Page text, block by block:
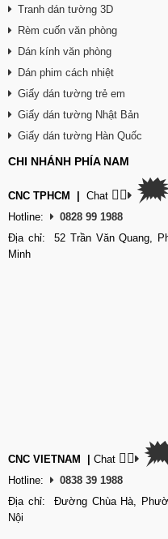
Tranh dán tường 3D
Rèm cuốn văn phòng
Dán kính văn phòng
Dán phim cách nhiệt
Giấy dán tường trẻ em
Giấy dán tường Nhật Bản
Giấy dán tường Hàn Quốc
CHI NHÁNH PHÍA NAM
CNC TPHCM Chat 👉🏽 🗯
Hotline:
0828 99 1988
Địa chỉ: 52 Trần Văn Quang,
Minh
CNC VIETNAM Chat 👉🏽
Hotline:
0838 39 1988
Địa chỉ: Đường Chùa Hà,
Nội